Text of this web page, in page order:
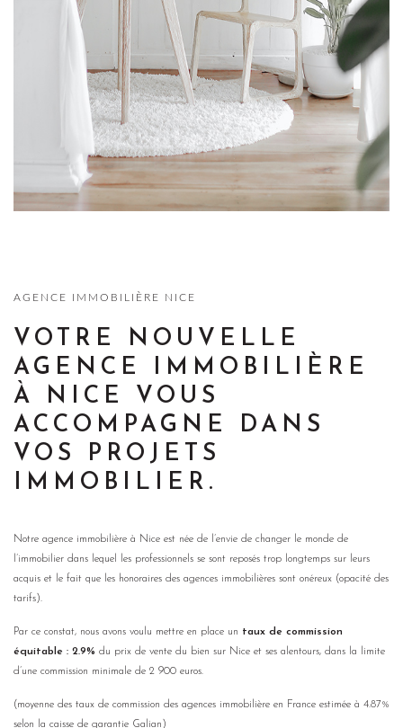
AGENCE IMMOBILIÈRE NICE
VOTRE NOUVELLE
AGENCE IMMOBILIÈRE
À NICE VOUS
ACCOMPAGNE DANS
VOS PROJETS
IMMOBILIER.
Notre agence immobilière à Nice est née de l’envie de changer le monde de
l’immobilier dans lequel les professionnels se sont reposés trop longtemps sur leurs
acquis et le fait que les honoraires des agences immobilières sont onéreux (opacité des
tarifs).
Par ce constat, nous avons voulu mettre en place un taux de commission
équitable : 2.9% du prix de vente du bien sur Nice et ses alentours, dans la limite
d’une commission minimale de 2 900 euros.
(moyenne des taux de commission des agences immobilière en France estimée à 4.87%
selon la caisse de garantie Galian)